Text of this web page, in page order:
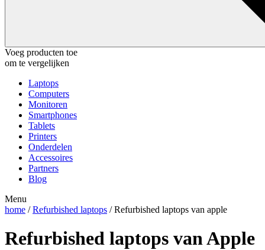
Voeg producten toe
om te vergelijken
Laptops
Computers
Monitoren
Smartphones
Tablets
Printers
Onderdelen
Accessoires
Partners
Blog
Menu
home /Refurbished laptops / Refurbished laptops van apple
Refurbished laptops van Apple